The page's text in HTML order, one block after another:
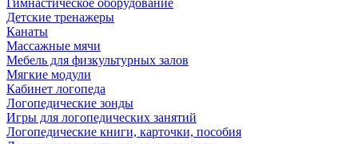
Гимнастическое оборудование
Детские тренажеры
Канаты
Массажные мячи
Мебель для физкультурных залов
Мягкие модули
Кабинет логопеда
Логопедические зонды
Игры для логопедических занятий
Логопедические книги, карточки, пособия